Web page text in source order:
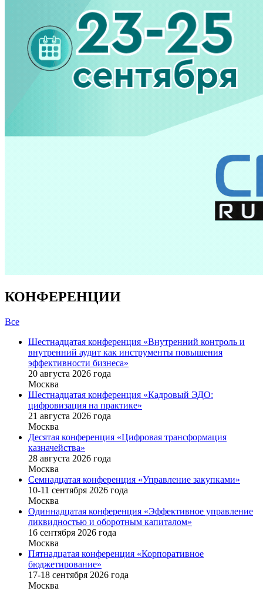
КОНФЕРЕНЦИИ
Все
Шестнадцатая конференция «Внутренний контроль и
внутренний аудит как инструменты повышения
эффективности бизнеса»
20 августа 2026 года
Москва
Шестнадцатая конференция «Кадровый ЭДО:
цифровизация на практике»
21 августа 2026 года
Москва
Десятая конференция «Цифровая трансформация
казначейства»
28 августа 2026 года
Москва
Семнадцатая конференция «Управление закупками»
10-11 сентября 2026 года
Москва
Одиннадцатая конференция «Эффективное управление
ликвидностью и оборотным капиталом»
16 cентября 2026 года
Москва
Пятнадцатая конференция «Корпоративное
бюджетирование»
17-18 сентября 2026 года
Москва